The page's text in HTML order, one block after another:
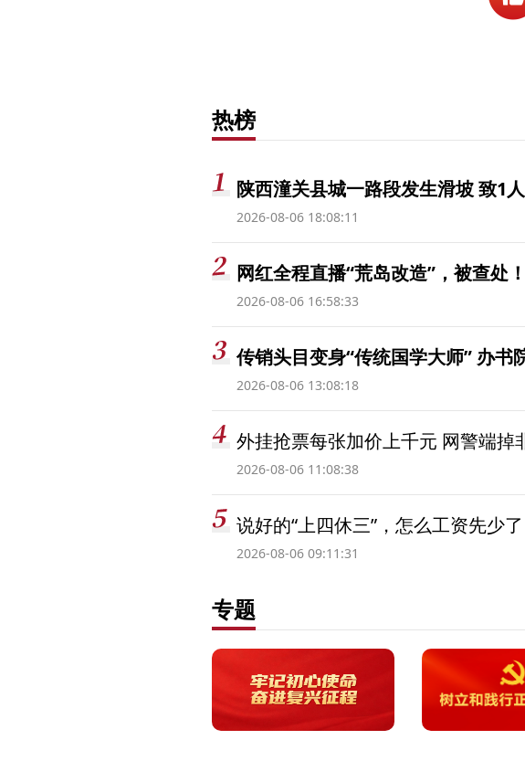
热榜
陕西潼关县城一路段发生滑坡 致1
2026-08-06 18:08:11
网红全程直播“荒岛改造”，被查处！
2026-08-06 16:58:33
传销头目变身“传统国学大师” 办书
2026-08-06 13:08:18
外挂抢票每张加价上千元 网警端掉
2026-08-06 11:08:38
说好的“上四休三”，怎么工资先少了
2026-08-06 09:11:31
专题